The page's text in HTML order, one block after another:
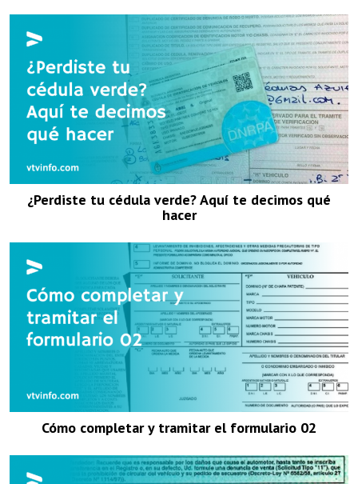
¿Perdiste tu cédula verde? Aquí te decimos qué
hacer
Cómo completar y tramitar el formulario 02